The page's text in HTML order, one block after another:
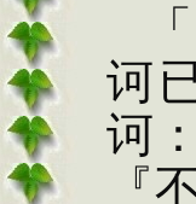
诃
诃
『